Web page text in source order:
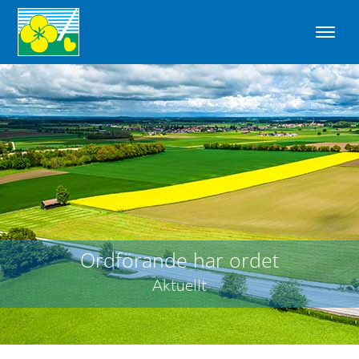
Ordförande har ordet
Aktuellt